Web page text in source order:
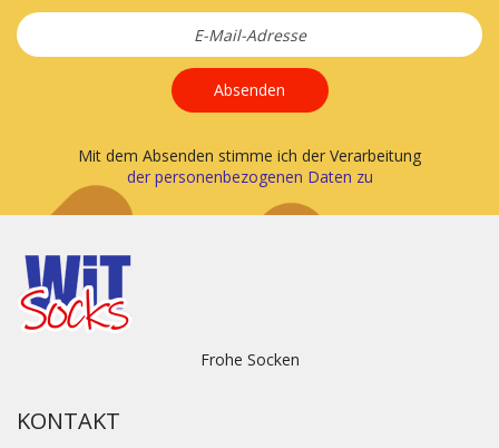
Absenden
Mit dem Absenden stimme ich der Verarbeitung
der personenbezogenen Daten zu
Frohe Socken
KONTAKT